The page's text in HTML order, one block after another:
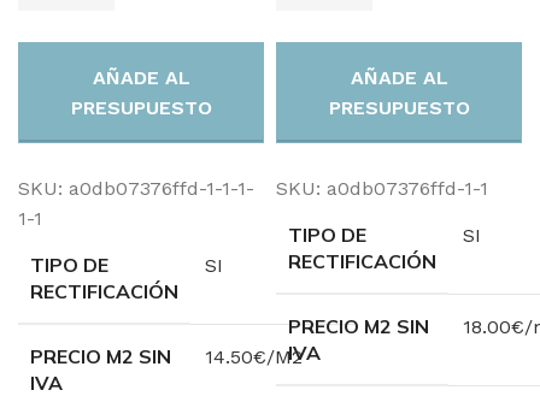
AÑADE AL
PRESUPUESTO
SKU: a0db07376ffd-1-1-1-
1-1
TIPO DE
RECTIFICACIÓN
SI
PRECIO M2 SIN
IVA
14.50€/M2
AÑADE AL
PRESUPUESTO
SKU: a0db07376ffd-1-1
TIPO DE
RECTIFICACIÓN
SI
PRECIO M2 SIN
IVA
18.00€/